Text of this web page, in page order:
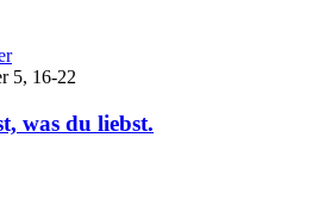
5, 16-22
was du liebst.